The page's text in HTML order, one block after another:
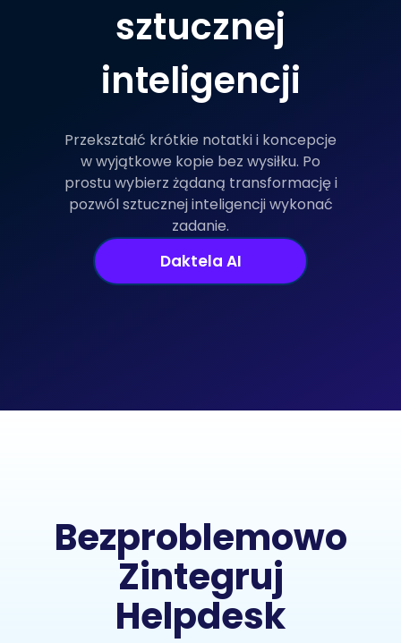
sztucznej
inteligencji
Przekształć krótkie notatki i koncepcje
w wyjątkowe kopie bez wysiłku. Po
prostu wybierz żądaną transformację i
pozwól sztucznej inteligencji wykonać
zadanie.
Daktela AI
Bezproblemowo
Zintegruj
Helpdesk